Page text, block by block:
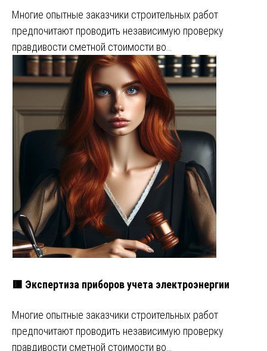
Многие опытные заказчики строительных работ
предпочитают проводить независимую проверку
правдивости сметной стоимости во…
🟥 Экспертиза приборов учета электроэнергии
Многие опытные заказчики строительных работ
предпочитают проводить независимую проверку
правдивости сметной стоимости во…